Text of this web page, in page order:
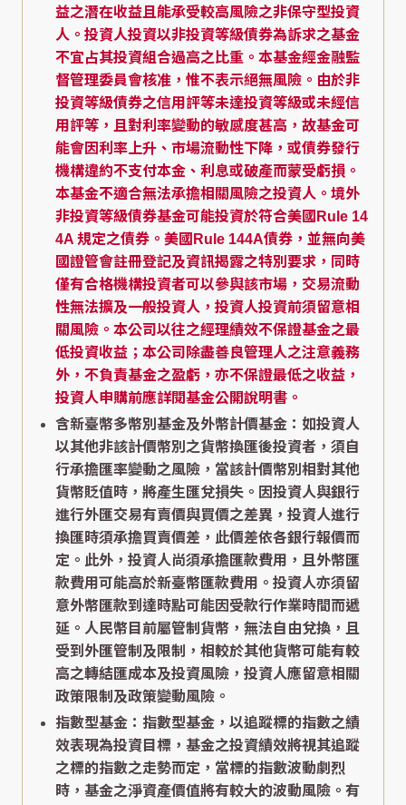
益之潛在收益且能承受較高風險之非保守型投資
人。投資人投資以非投資等級債券為訴求之基金
不宜占其投資組合過高之比重。本基金經金融監
督管理委員會核准，惟不表示絕無風險。由於非
投資等級債券之信用評等未達投資等級或未經信
用評等，且對利率變動的敏感度甚高，故基金可
能會因利率上升、市場流動性下降，或債券發行
機構違約不支付本金、利息或破產而蒙受虧損。
本基金不適合無法承擔相關風險之投資人。境外
非投資等級債券基金可能投資於符合美國Rule 14
4A 規定之債券。美國Rule 144A債券，並無向美
國證管會註冊登記及資訊揭露之特別要求，同時
僅有合格機構投資者可以參與該市場，交易流動
性無法擴及一般投資人，投資人投資前須留意相
關風險。本公司以往之經理績效不保證基金之最
低投資收益；本公司除盡善良管理人之注意義務
外，不負責基金之盈虧，亦不保證最低之收益，
投資人申購前應詳閱基金公開說明書。
含新臺幣多幣別基金及外幣計價基金：如投資人
以其他非該計價幣別之貨幣換匯後投資者，須自
行承擔匯率變動之風險，當該計價幣別相對其他
貨幣貶值時，將產生匯兌損失。因投資人與銀行
進行外匯交易有賣價與買價之差異，投資人進行
換匯時須承擔買賣價差，此價差依各銀行報價而
定。此外，投資人尚須承擔匯款費用，且外幣匯
款費用可能高於新臺幣匯款費用。投資人亦須留
意外幣匯款到達時點可能因受款行作業時間而遞
延。人民幣目前屬管制貨幣，無法自由兌換，且
受到外匯管制及限制，相較於其他貨幣可能有較
高之轉結匯成本及投資風險，投資人應留意相關
政策限制及政策變動風險。
指數型基金：指數型基金，以追蹤標的指數之績
效表現為投資目標，基金之投資績效將視其追蹤
之標的指數之走勢而定，當標的指數波動劇烈
時，基金之淨資產價值將有較大的波動風險。有